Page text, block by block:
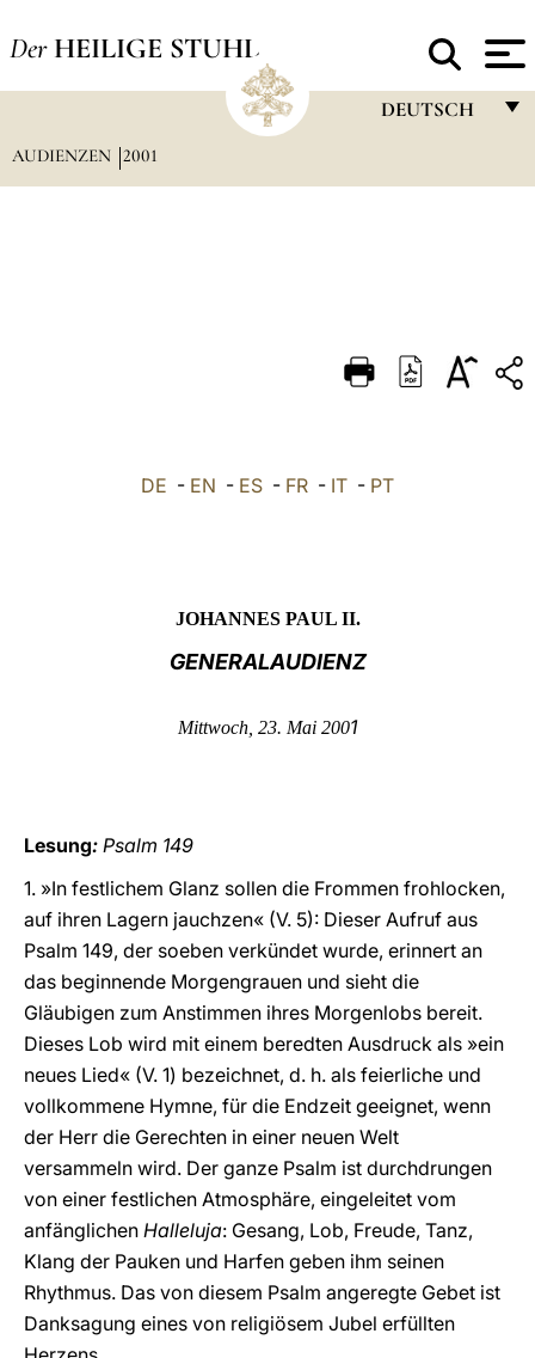
Der HEILIGE STUHL
DEUTSCH
DEUTSCH
العربيّة
AUDIENZEN 2001
DE - EN - ES - FR - IT - PT
JOHANNES PAUL II.
GENERALAUDIENZ
Mittwoch, 23. Mai 2001
Lesung: Psalm 149
1. »In festlichem Glanz sollen die Frommen frohlocken,
auf ihren Lagern jauchzen« (V. 5): Dieser Aufruf aus
Psalm 149, der soeben verkündet wurde, erinnert an
das beginnende Morgengrauen und sieht die
Gläubigen zum Anstimmen ihres Morgenlobs bereit.
Dieses Lob wird mit einem beredten Ausdruck als »ein
neues Lied« (V. 1) bezeichnet, d. h. als feierliche und
vollkommene Hymne, für die Endzeit geeignet, wenn
der Herr die Gerechten in einer neuen Welt
versammeln wird. Der ganze Psalm ist durchdrungen
von einer festlichen Atmosphäre, eingeleitet vom
anfänglichen Halleluja: Gesang, Lob, Freude, Tanz,
Klang der Pauken und Harfen geben ihm seinen
Rhythmus. Das von diesem Psalm angeregte Gebet ist
Danksagung eines von religiösem Jubel erfüllten